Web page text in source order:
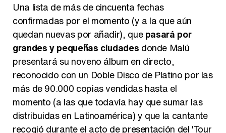
Una lista de más de cincuenta fechas
confirmadas por el momento (y a la que aún
quedan nuevas por añadir), quepasará por
grandes y pequeñas ciudades donde Malú
presentará su noveno álbum en directo,
reconocido con un Doble Disco de Platino por las
más de 90.000 copias vendidas hasta el
momento (a las que todavía hay que sumar las
distribuidas en Latinoamérica) y que la cantante
recogió durante el acto de presentación del 'Tour